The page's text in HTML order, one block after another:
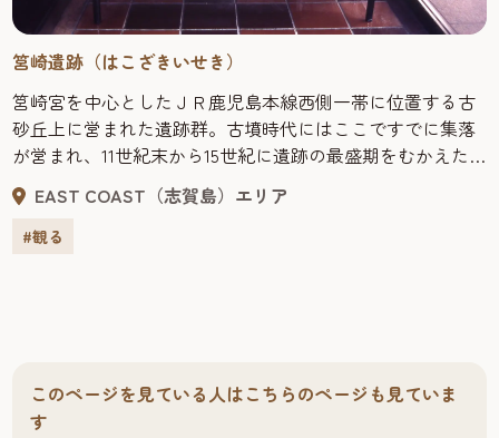
筥崎遺跡（はこざきいせき）
筥崎宮を中心としたＪＲ鹿児島本線西側一帯に位置する古
砂丘上に営まれた遺跡群。古墳時代にはここですでに集落
が営まれ、11世紀末から15世紀に遺跡の最盛期をむかえたと
されている。大量に出土した中国陶磁器から、筥崎宮が対
外交易に深く関与していたことを示した。粕屋総合庁舎一
階ロビーには、昭和61年の発掘調査で出土した遺物が資料
EAST COAST（志賀島）エリア
#観る
このページを見ている人はこちらのページも見ていま
す